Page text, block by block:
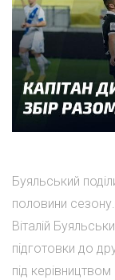
Буяльський
половини
Віталій
підготовки до
під